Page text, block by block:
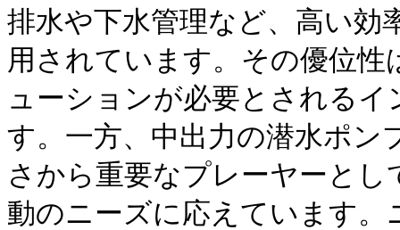
排水や下水管理など、高い効
用されています。その優位
ューションが必要とされる
す。一方、中出力の潜水ポン
さから重要なプレーヤーと
動のニーズに応えています